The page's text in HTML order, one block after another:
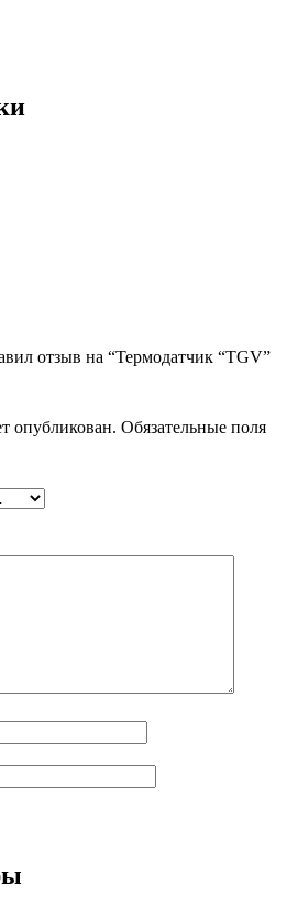
отзыв на “Термодатчик “TGV”
опубликован. Обязательные поля